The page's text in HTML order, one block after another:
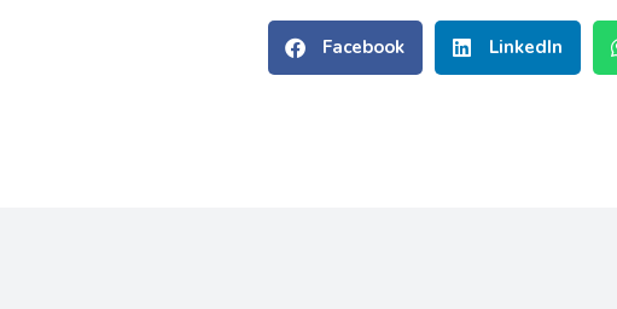
Facebook LinkedIn